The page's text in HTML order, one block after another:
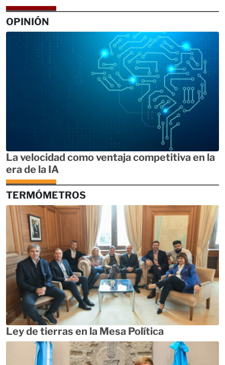
OPINIÓN
La velocidad como ventaja competitiva en la
era de la IA
TERMÓMETROS
Ley de tierras en la Mesa Política